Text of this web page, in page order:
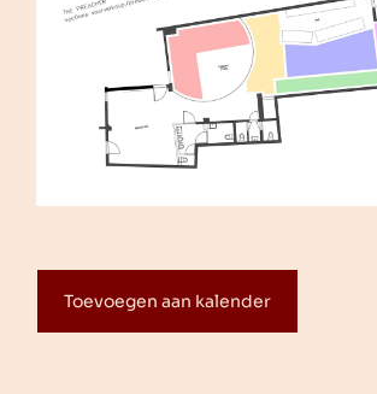
Toevoegen aan kalender